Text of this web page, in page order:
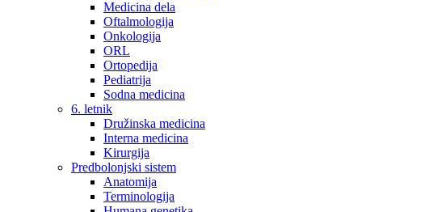
Medicina dela
Oftalmologija
Onkologija
ORL
Ortopedija
Pediatrija
Sodna medicina
6. letnik
Družinska medicina
Interna medicina
Kirurgija
Predbolonjski sistem
Anatomija
Terminologija